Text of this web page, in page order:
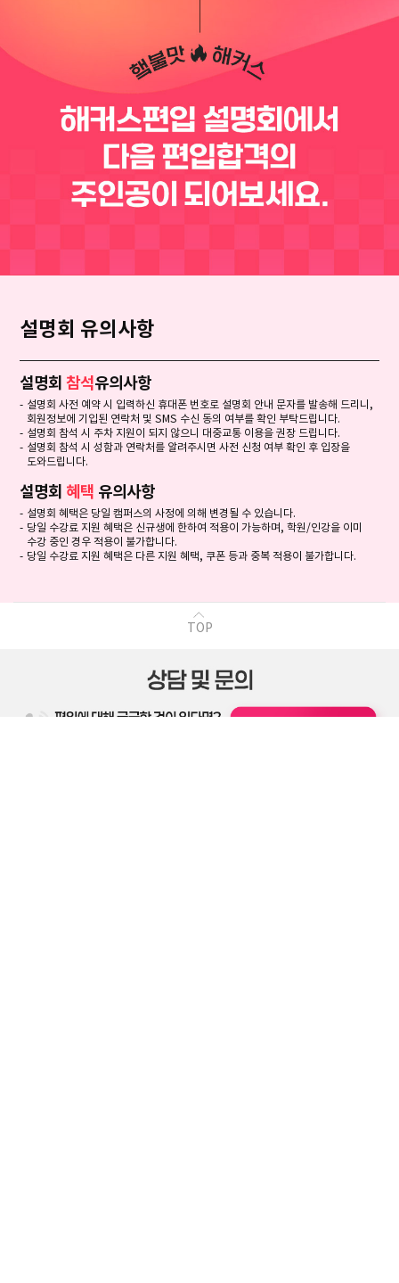
설명회 유의사항
설명회참석유의사항
설명회 사전 예약 시 입력하신 휴대폰 번호로 설명회 안내 문자를 발송해 드리니,
회원정보에 기입된 연락처 및 SMS 수신 동의 여부를 확인 부탁드립니다.
설명회 참석 시 주차 지원이 되지 않으니 대중교통 이용을 권장 드립니다.
설명회 참석 시 성함과 연락처를 알려주시면 사전 신청 여부 확인 후 입장을
도와드립니다.
설명회 혜택 유의사항
설명회 혜택은 당일 캠퍼스의 사정에 의해 변경될 수 있습니다.
당일 수강료 지원 혜택은 신규생에 한하여 적용이 가능하며, 학원/인강을 이미
수강 중인 경우 적용이 불가합니다.
당일 수강료 지원 혜택은 다른 지원 혜택, 쿠폰 등과 중복 적용이 불가합니다.
TOP